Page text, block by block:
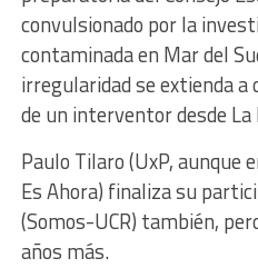
convulsionado por la
contaminada en Mar del
irregularidad se extienda
de un interventor desde
Paulo Tilaro (UxP, aunque
Es Ahora) finaliza su
(Somos-UCR) también,
años más.